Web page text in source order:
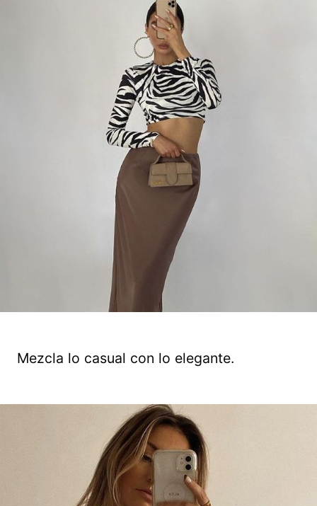
Mezcla lo casual con lo elegante.